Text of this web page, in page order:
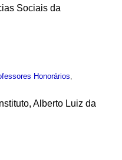
Sociais da
Honorários,
Alberto Luiz da